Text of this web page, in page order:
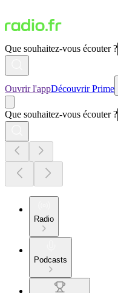
Que souhaitez-vous écouter ?
Ouvrir l'appDécouvrir Prime
Que souhaitez-vous écouter ?
Radio
Podcasts